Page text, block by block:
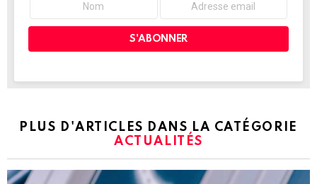
PLUS D'ARTICLES DANS LA CATÉGORIE
ACTUALITÉS